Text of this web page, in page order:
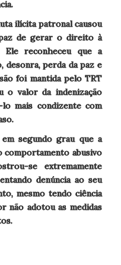
ilícita patronal causou
de gerar o direito à
Ele reconheceu que a
desonra, perda da paz e
foi mantida pelo TRT
o valor da indenização
mais condizente com
segundo grau que a
comportamento abusivo
se extremamente
denúncia ao seu
mesmo tendo ciência
não adotou as medidas